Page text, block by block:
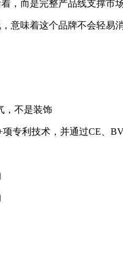
，而是完整产品线支撑市
意味着这个品牌不会轻易消
，不是装饰
专利技术，并通过CE、